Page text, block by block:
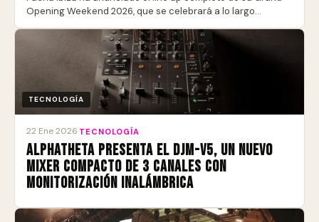
Opening Weekend 2026, que se celebrará a lo largo…
TECNOLOGÍA
22 Ene 2026 TECNOLOGÍA
AlphaTheta presenta el DJM-V5, un nuevo
mixer compacto de 3 canales con
monitorización inalámbrica